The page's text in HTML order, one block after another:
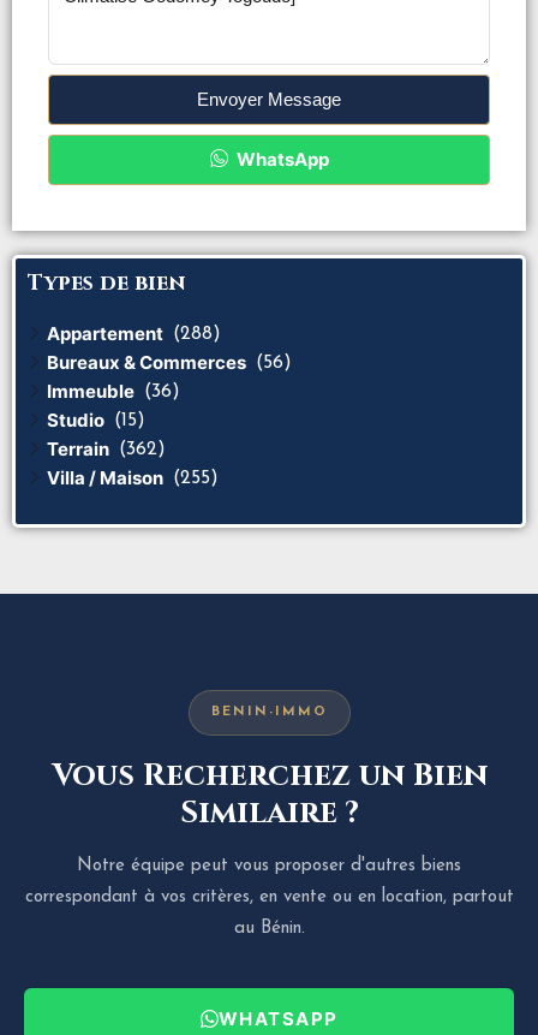
Envoyer Message
WhatsApp
Types de bien
Appartement (288)
Bureaux & Commerces (56)
Immeuble (36)
Studio (15)
Terrain (362)
Villa / Maison (255)
BENIN-IMMO
Vous Recherchez un Bien
Similaire ?
Notre équipe peut vous proposer d'autres biens
correspondant à vos critères, en vente ou en location, partout
au Bénin.
WHATSAPP